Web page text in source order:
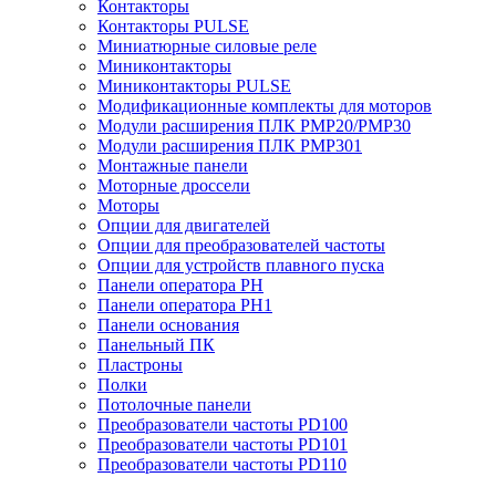
Контакторы
Контакторы PULSE
Миниатюрные силовые реле
Миниконтакторы
Миниконтакторы PULSE
Модификационные комплекты для моторов
Модули расширения ПЛК PMP20/PMP30
Модули расширения ПЛК PMP301
Монтажные панели
Моторные дроссели
Моторы
Опции для двигателей
Опции для преобразователей частоты
Опции для устройств плавного пуска
Панели оператора PH
Панели оператора PH1
Панели основания
Панельный ПК
Пластроны
Полки
Потолочные панели
Преобразователи частоты PD100
Преобразователи частоты PD101
Преобразователи частоты PD110